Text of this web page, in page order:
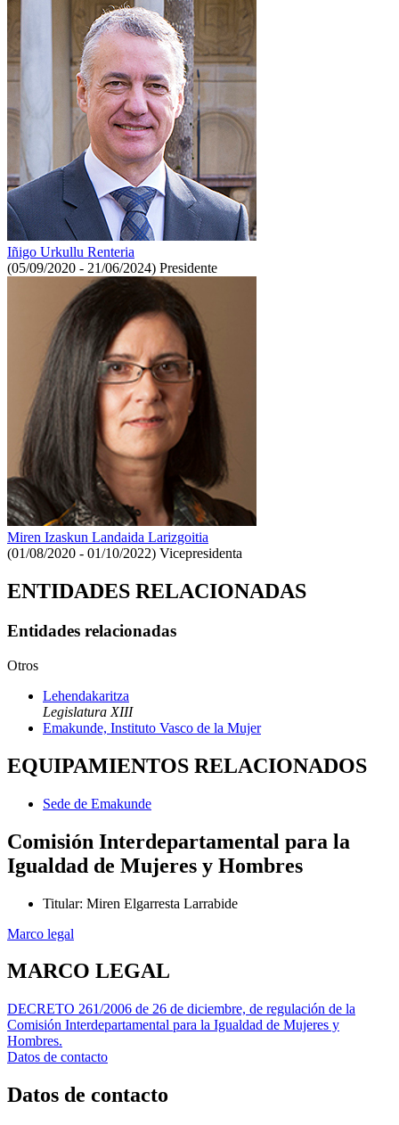
Iñigo Urkullu Renteria
(05/09/2020 - 21/06/2024) Presidente
Miren Izaskun Landaida Larizgoitia
(01/08/2020 - 01/10/2022) Vicepresidenta
ENTIDADES RELACIONADAS
Entidades relacionadas
Otros
Lehendakaritza
Legislatura XIII
Emakunde, Instituto Vasco de la Mujer
EQUIPAMIENTOS RELACIONADOS
Sede de Emakunde
Comisión Interdepartamental para la
Igualdad de Mujeres y Hombres
Titular: Miren Elgarresta Larrabide
Marco legal
MARCO LEGAL
DECRETO 261/2006 de 26 de diciembre, de regulación de la
Comisión Interdepartamental para la Igualdad de Mujeres y
Hombres.
Datos de contacto
Datos de contacto